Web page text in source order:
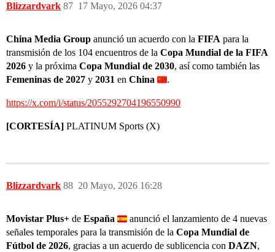
Blizzardvark 17 Mayo, 2026 04:37
87
China Media Group anunció un acuerdo con la FIFA para la
transmisión de los 104 encuentros de la Copa Mundial de la FIFA
2026 y la próxima Copa Mundial de 2030, así como también las
Femeninas de 2027 y 2031 en China .
https://x.com/i/status/2055292704196550990
[CORTESÍA] PLATINUM Sports (X)
Blizzardvark 20 Mayo, 2026 16:28
88
Movistar Plus+ de España
anunció el lanzamiento de 4 nuevas
señales temporales para la transmisión de la Copa Mundial de
Fútbol de 2026, gracias a un acuerdo de sublicencia con DAZN,